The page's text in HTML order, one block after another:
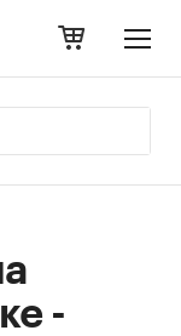
-